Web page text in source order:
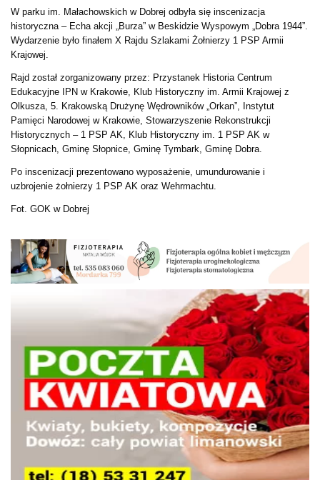
W parku im. Małachowskich w Dobrej odbyła się inscenizacja
historyczna – Echa akcji „Burza” w Beskidzie Wyspowym „Dobra 1944”.
Wydarzenie było finałem X Rajdu Szlakami Żołnierzy 1 PSP Armii
Krajowej.
Rajd został zorganizowany przez: Przystanek Historia Centrum
Edukacyjne IPN w Krakowie, Klub Historyczny im. Armii Krajowej z
Olkusza, 5. Krakowską Drużynę Wędrowników „Orkan”, Instytut
Pamięci Narodowej w Krakowie, Stowarzyszenie Rekonstrukcji
Historycznych – 1 PSP AK, Klub Historyczny im. 1 PSP AK w
Słopnicach, Gminę Słopnice, Gminę Tymbark, Gminę Dobra.
Po inscenizacji prezentowano wyposażenie, umundurowanie i
uzbrojenie żołnierzy 1 PSP AK oraz Wehrmachtu.
Fot. GOK w Dobrej